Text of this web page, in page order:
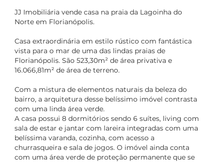
JJ Imobiliária vende casa na praia da Lagoinha do
Norte em Florianópolis.
Casa extraordinária em estilo rústico com fantástica
vista para o mar de uma das lindas praias de
Florianópolis. São 523,30m² de área privativa e
16.066,81m² de área de terreno.
Com a mistura de elementos naturais da beleza do
bairro, a arquitetura desse belíssimo imóvel contrasta
com uma linda área verde.
A casa possui 8 dormitórios sendo 6 suítes, living com
sala de estar e jantar com lareira integradas com uma
belíssima varanda, cozinha, com acesso a
churrasqueira e sala de jogos. O imóvel ainda conta
com uma área verde de proteção permanente que se